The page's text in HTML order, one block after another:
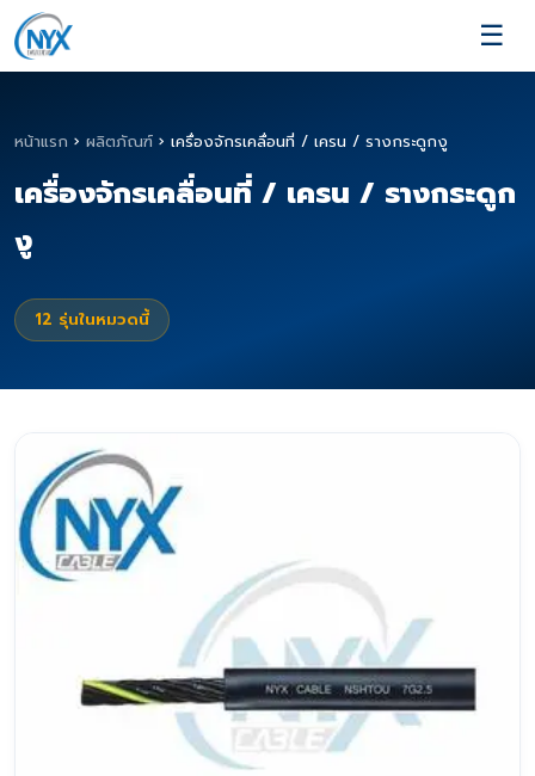
☰
หน้าแรก › ผลิตภัณฑ์ › เครื่องจักรเคลื่อนที่ / เครน / รางกระดูกงู
เครื่องจักรเคลื่อนที่ / เครน / รางกระดูก
งู
12 รุ่นในหมวดนี้